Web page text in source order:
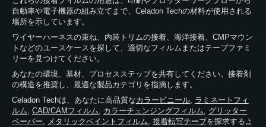
自動車や電子機器の組み立てまで、Celadon Techの材料が使用される
場所を示しています。
ワイヤーハーネスの束ね、内装トリムの接着、海洋接着、CMPマウン
トなどのユースケースを探して、適切なフィルムまたはテープファミ
リーを見つけてください。
あなたの環境、基材、プロセスステップを共有してください。接着剤
の構造を推奨し、最適な製品カテゴリを指摘します。
Celadon Techは、あなたに高品質なカラービニール, ラミネートフィ
ルム, CAD/CAMフィルム, カラーチェンジングフィルム, グリッター
ペーパー, メタリックペイントフィルム, 接着転写テープを探求するよ